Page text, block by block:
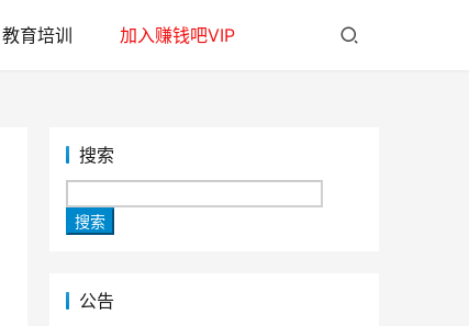
教育培训 加入赚钱吧VIP
搜索
搜索
公告